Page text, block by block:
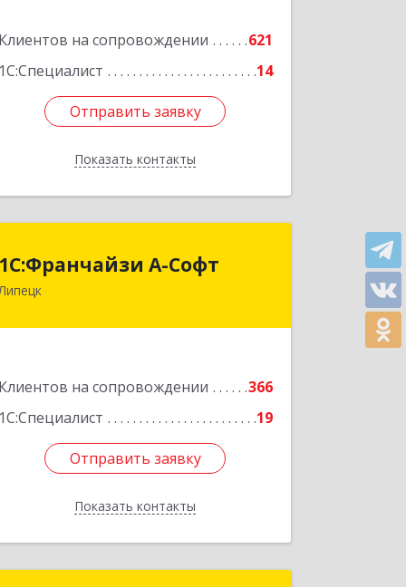
Клиентов на сопровождении
621
1С:Специалист
14
Отправить заявку
Показать контакты
Отправить заявку
Назад
1С:Франчайзи А-Софт
Липецк
Клиентов на сопровождении
366
1С:Специалист
19
Отправить заявку
Показать контакты
1С:Франчайзи А-Софт
398059, Липецкая обл, Липецк г,
Отправить заявку
Назад